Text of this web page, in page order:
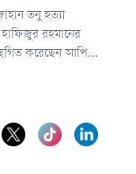
তনু হত্যা
হাফিজুর রহমানের
করেছেন আপিল
দেওয়া হয়েছে।